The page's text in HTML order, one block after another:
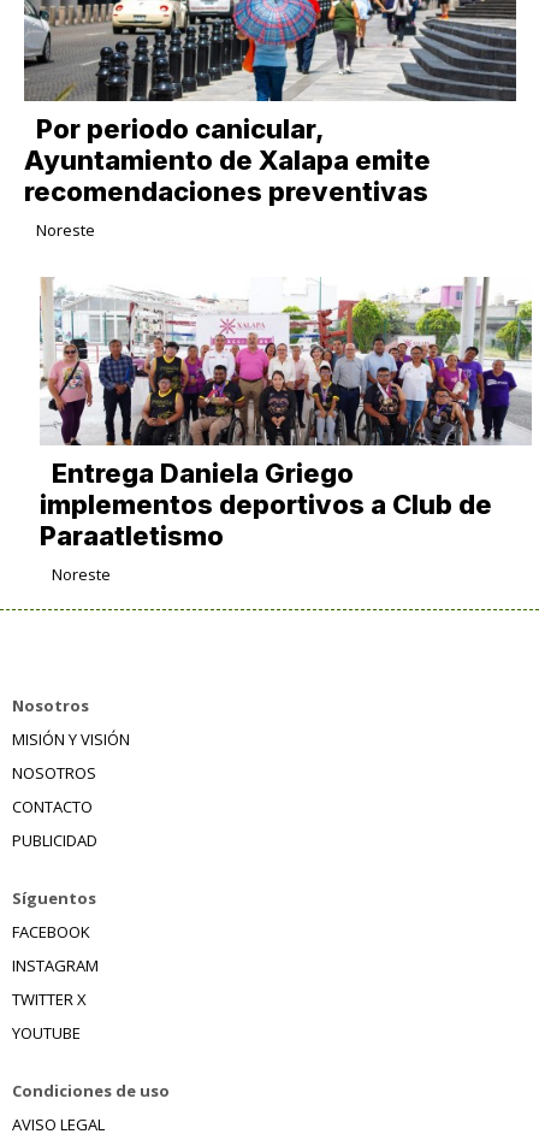
Por periodo canicular,
Ayuntamiento de Xalapa emite
recomendaciones preventivas
Noreste
Entrega Daniela Griego
implementos deportivos a Club de
Paraatletismo
Noreste
Nosotros
MISIÓN Y VISIÓN
NOSOTROS
CONTACTO
PUBLICIDAD
Síguentos
FACEBOOK
INSTAGRAM
TWITTER X
YOUTUBE
Condiciones de uso
AVISO LEGAL